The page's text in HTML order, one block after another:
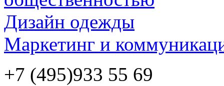
Дизайн одежды
Маркетинг и
+7 (495)933 55 69